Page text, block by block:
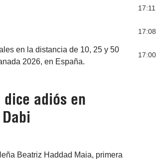
en la distancia de 10, 25 y 50
2026, en España.
adiós en
Beatriz Haddad Maia, primera
17:11
17:08
17:00